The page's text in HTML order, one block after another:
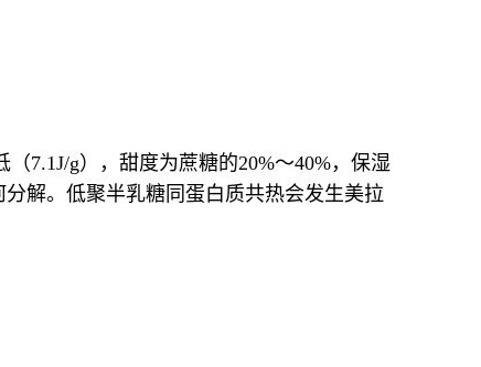
7.1J/g），甜度为蔗糖的20%～40%，保湿
解。低聚半乳糖同蛋白质共热会发生美拉